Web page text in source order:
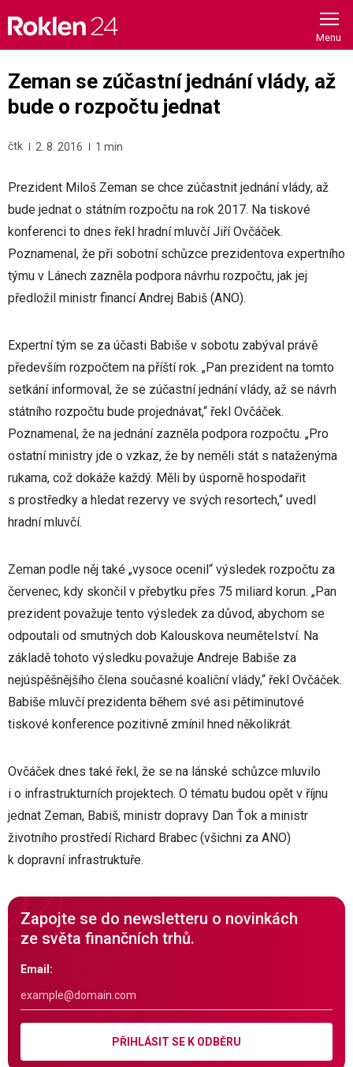
content
Zeman se zúčastní jednání vlády, až
bude o rozpočtu jednat
čtk 2. 8. 2016 1 min
Prezident Miloš Zeman se chce zúčastnit jednání vlády, až
bude jednat o státním rozpočtu na rok 2017. Na tiskové
konferenci to dnes řekl hradní mluvčí Jiří Ovčáček.
Poznamenal, že při sobotní schůzce prezidentova expertního
týmu v Lánech zazněla podpora návrhu rozpočtu, jak jej
předložil ministr financí Andrej Babiš (ANO).
Expertní tým se za účasti Babiše v sobotu zabýval právě
především rozpočtem na příští rok. „Pan prezident na tomto
setkání informoval, že se zúčastní jednání vlády, až se návrh
státního rozpočtu bude projednávat,“ řekl Ovčáček.
Poznamenal, že na jednání zazněla podpora rozpočtu. „Pro
ostatní ministry jde o vzkaz, že by neměli stát s nataženýma
rukama, což dokáže každý. Měli by úsporně hospodařit
s prostředky a hledat rezervy ve svých resortech,“ uvedl
hradní mluvčí.
Zeman podle něj také „vysoce ocenil“ výsledek rozpočtu za
červenec, kdy skončil v přebytku přes 75 miliard korun. „Pan
prezident považuje tento výsledek za důvod, abychom se
odpoutali od smutných dob Kalouskova neumětelství. Na
základě tohoto výsledku považuje Andreje Babiše za
nejúspěšnějšího člena současné koaliční vlády,“ řekl Ovčáček.
Babiše mluvčí prezidenta během své asi pětiminutové
tiskové konference pozitivně zmínil hned několikrát.
Ovčáček dnes také řekl, že se na lánské schůzce mluvilo
i o infrastrukturních projektech. O tématu budou opět v říjnu
jednat Zeman, Babiš, ministr dopravy Dan Ťok a ministr
životního prostředí Richard Brabec (všichni za ANO)
k dopravní infrastruktuře.
Zapojte se do newsletteru o novinkách
ze světa finančních trhů.
Email:
PŘIHLÁSIT SE K ODBĚRU